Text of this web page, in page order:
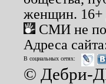
женщин. 16+
СМИ не
Адреса
В социальных сетях:
© Дебри-